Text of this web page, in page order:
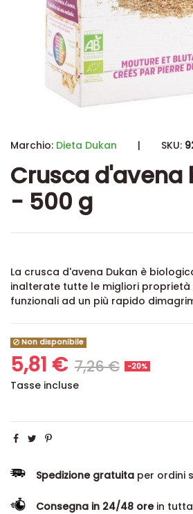
Marchio: Dieta Dukan | SKU:
Crusca d'avena
- 500 g
La crusca d'avena Dukan è
inalterate tutte le migliori
funzionali ad un più rapido
Non disponibile
5,81 € 7,26 € -20%
Tasse incluse
Spedizione gratuita per ordini
Consegna in 24/48 orein